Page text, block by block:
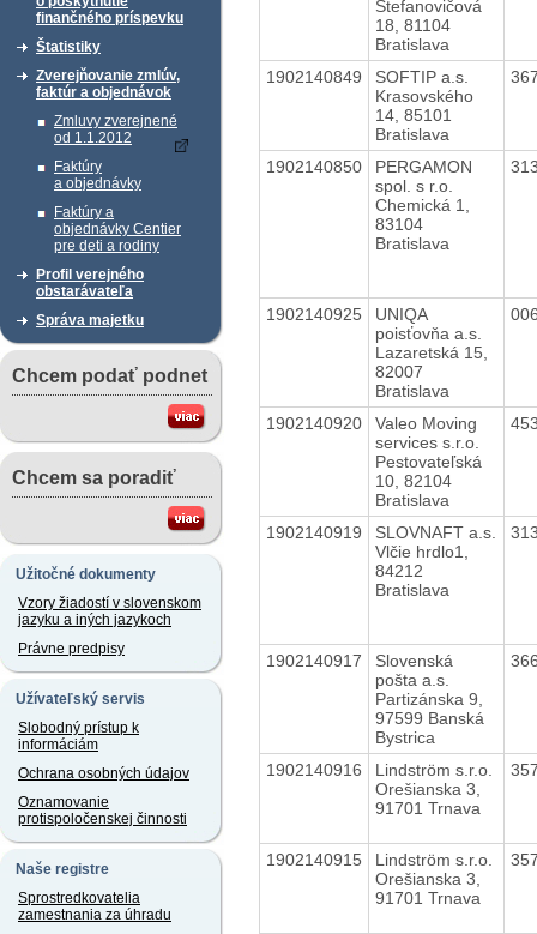
finančného príspevku
Štatistiky
Zverejňovanie zmlúv,
faktúr a objednávok
Zmluvy zverejnené
od 1.1.2012
Faktúry
a objednávky
Faktúry a
objednávky Centier
pre deti a rodiny
Profil verejného
obstarávateľa
Správa majetku
Chcem podať podnet
Chcem sa poradiť
Užitočné dokumenty
Vzory žiadostí v slovenskom
jazyku a iných jazykoch
Právne predpisy
Užívateľský servis
Slobodný prístup k
informáciám
Ochrana osobných údajov
Oznamovanie
protispoločenskej činnosti
Naše registre
Sprostredkovatelia
zamestnania za úhradu
Štefanovičová
18, 81104
Bratislava
1902140849
SOFTIP a.s.
Krasovského
14, 85101
Bratislava
1902140850
PERGAMON
spol. s r.o.
Chemická 1,
83104
Bratislava
1902140925
UNIQA
poisťovňa a.s.
Lazaretská 15,
82007
Bratislava
1902140920
Valeo Moving
services s.r.o.
Pestovateľská
10, 82104
Bratislava
1902140919
SLOVNAFT a.s.
Vlčie hrdlo1,
84212
Bratislava
1902140917
Slovenská
pošta a.s.
Partizánska 9,
97599 Banská
Bystrica
1902140916
Lindström s.r.o.
Orešianska 3,
91701 Trnava
1902140915
Lindström s.r.o.
Orešianska 3,
91701 Trnava